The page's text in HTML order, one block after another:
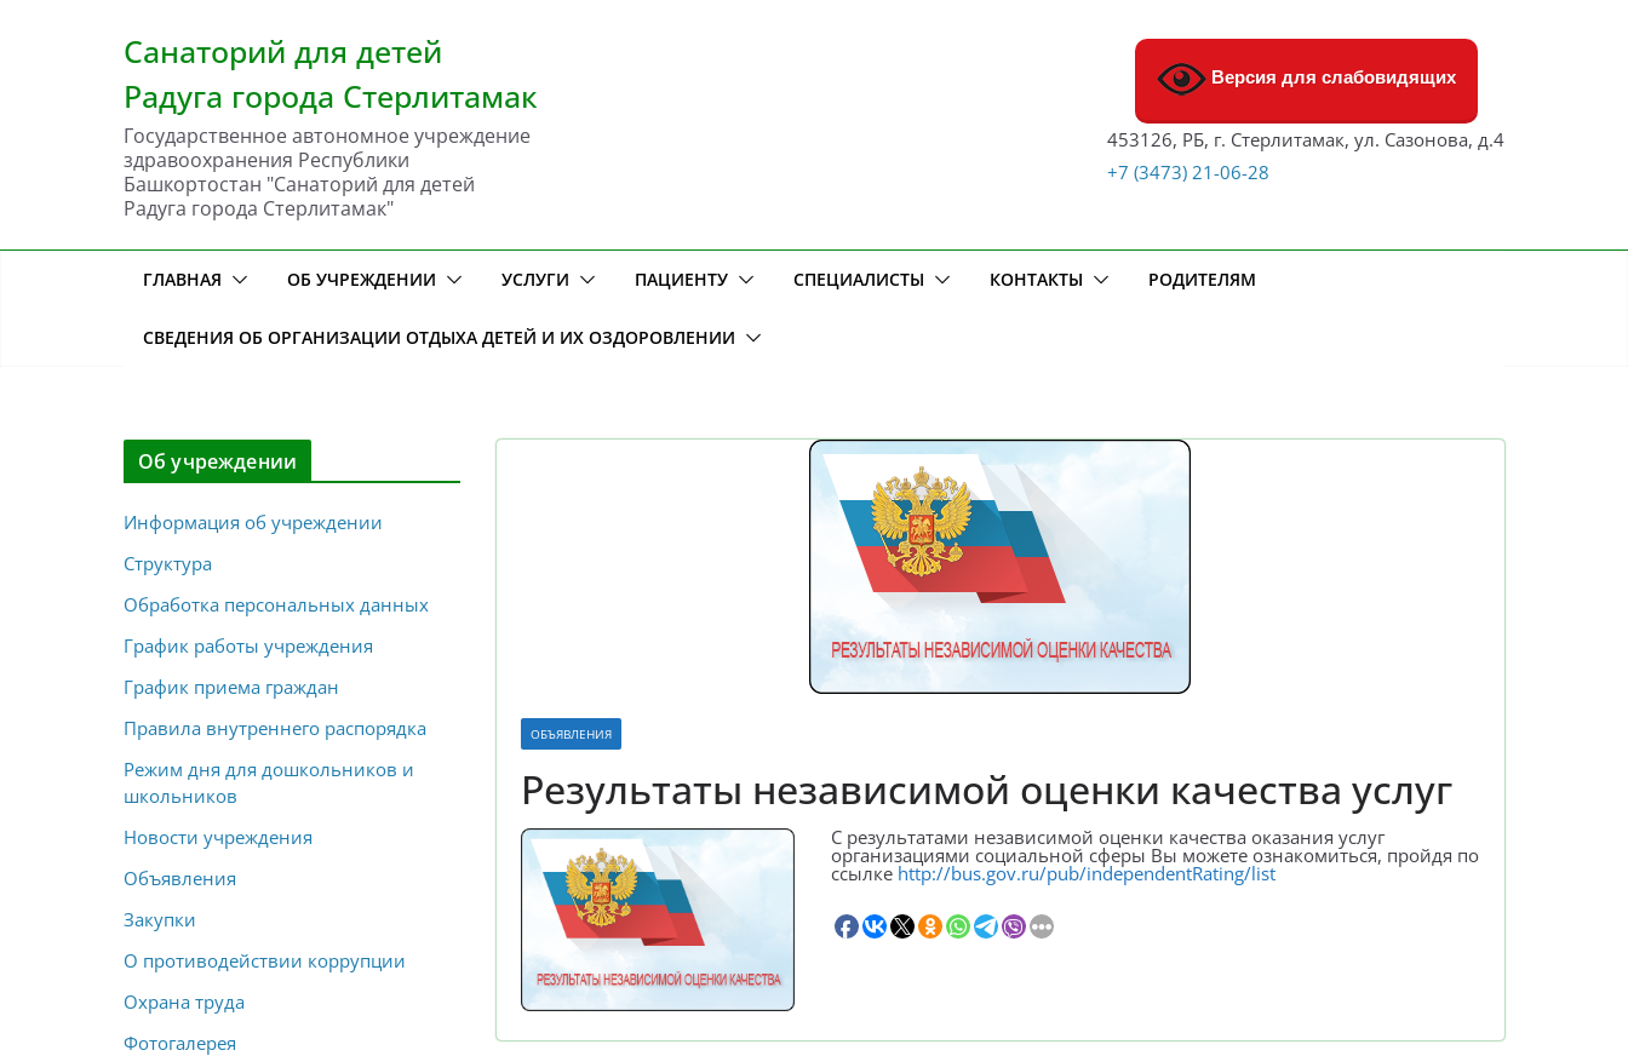
Санаторий для детей
Радуга города Стерлитамак
Государственное автономное учреждение
здравоохранения Республики
Башкортостан "Санаторий для детей
Радуга города Стерлитамак"
Версия для слабовидящих
453126, РБ, г. Стерлитамак, ул. Сазонова, д.4
+7 (3473) 21-06-28
ГЛАВНАЯ ОБ УЧРЕЖДЕНИИ УСЛУГИ ПАЦИЕНТУ СПЕЦИАЛИСТЫ КОНТАКТЫ РОДИТЕЛЯМ
СВЕДЕНИЯ ОБ ОРГАНИЗАЦИИ ОТДЫХА ДЕТЕЙ И ИХ ОЗДОРОВЛЕНИИ
ОБЪЯВЛЕНИЯ
Результаты независимой оценки качества услуг
С результатами независимой оценки качества оказания услуг
организациями социальной сферы Вы можете ознакомиться, пройдя по
ссылке http://bus.gov.ru/pub/independentRating/list
Об учреждении
Информация об учреждении
Структура
Обработка персональных данных
График работы учреждения
График приема граждан
Правила внутреннего распорядка
Режим дня для дошкольников и
школьников
Новости учреждения
Объявления
Закупки
О противодействии коррупции
Охрана труда
Фотогалерея